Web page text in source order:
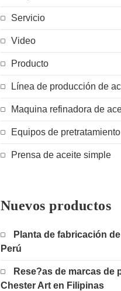
Servicio
Video
Producto
Línea de producción de
Maquina refinadora de
Equipos de pretratamiento
Prensa de aceite simple
Nuevos productos
Planta de fabricación
Perú
Rese?as de marcas de
Chester Art en Filipinas